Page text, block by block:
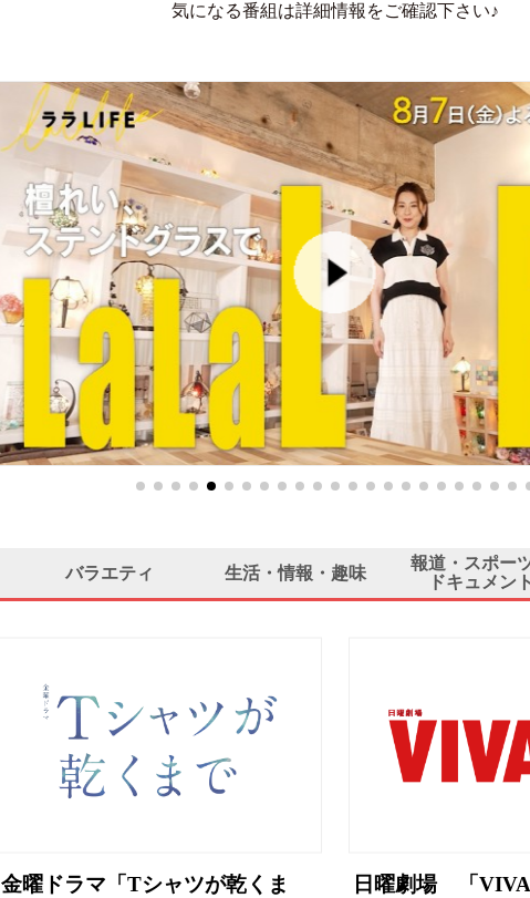
気になる番組は詳細情報をご確認下さい♪
バラエティ 生活・情報・趣味
報道・スポー
ドキュメント
金曜ドラマ「Tシャツが乾くま
日曜劇場 「